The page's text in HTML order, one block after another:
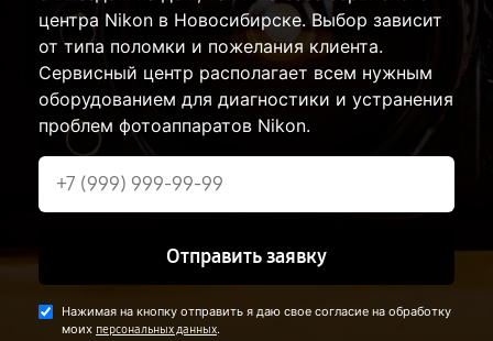
центра Nikon в Новосибирске. Выбор зависит
от типа поломки и пожелания клиента.
Сервисный центр располагает всем нужным
оборудованием для диагностики и устранения
проблем фотоаппаратов Nikon.
Отправить заявку
Нажимая на кнопку отправить я даю свое согласие на обработку
моих персональных данных.